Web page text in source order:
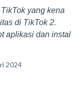
yang kena
di TikTok 2.
aplikasi dan instal
2024